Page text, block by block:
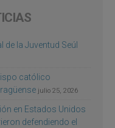
la Juventud Seúl
católico
julio 25, 2026
en Estados Unidos
defendiendo el